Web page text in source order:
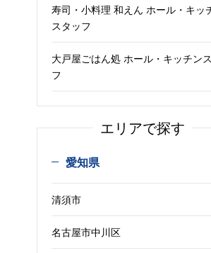
寿司・小料理 和えん ホール・キッ
スタッフ
大戸屋ごはん処 ホール・キッチン
フ
エリアで探す
愛知県
清須市
名古屋市中川区